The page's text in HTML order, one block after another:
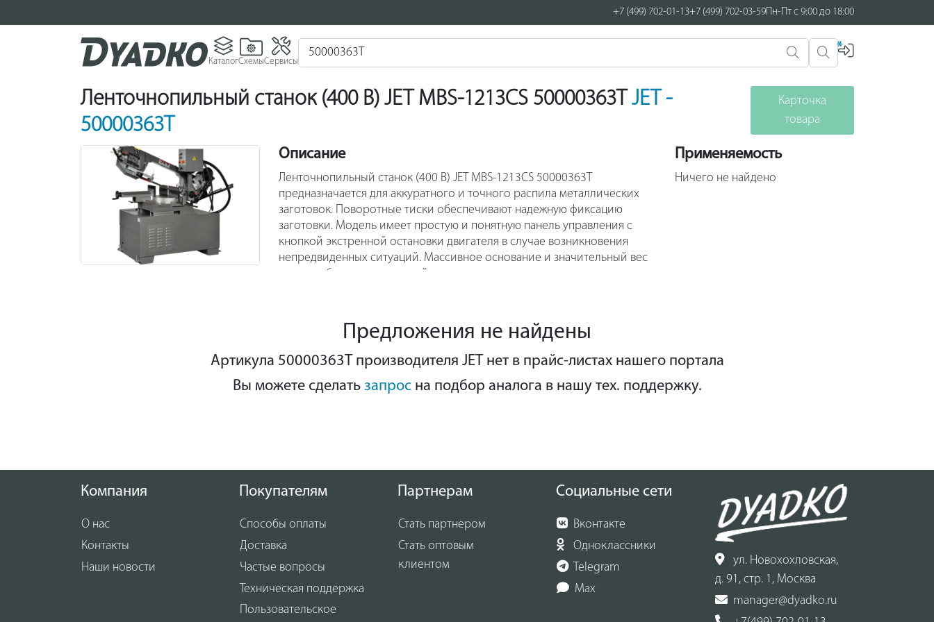
+7 (499) 702-01-13+7 (499) 702-03-59Пн-Пт с 9:00 до 18:00
КаталогСхемыСервисы
*
Ленточнопильный станок (400 B) JET MBS-1213CS 50000363T JET -
50000363T
Карточка
товара
Описание
Ленточнопильный станок (400 B) JET MBS-1213CS 50000363T
предназначается для аккуратного и точного распила металлических
заготовок. Поворотные тиски обеспечивают надежную фиксацию
заготовки. Модель имеет простую и понятную панель управления с
кнопкой экстренной остановки двигателя в случае возникновения
непредвиденных ситуаций. Массивное основание и значительный вес
делают оборудование устойчивым на поверхности во время
Применяемость
Ничего не найдено
Предложения не найдены
Артикула 50000363T производителя JET нет в прайс-листах нашего портала
Вы можете сделать запросна подбор аналога в нашу тех. поддержку.
Компания
О нас
Контакты
Наши новости
Покупателям
Способы оплаты
Доставка
Частые вопросы
Техническая поддержка
Пользовательское
Партнерам
Стать партнером
Стать оптовым
клиентом
Социальные сети
Вконтакте
Одноклассники
Telegram
Max
ул. Новохохловская,
д. 91, стр. 1, Москва
manager@dyadko.ru